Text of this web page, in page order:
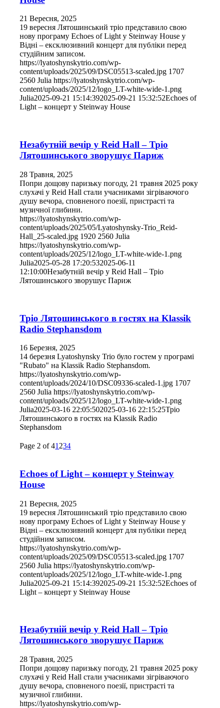
21 Вересня, 2025
19 вересня Лятошинський тріо представило свою
нову програму Echoes of Light у Steinway House у
Відні – ексклюзивний концерт для публіки перед
студійним записом.
https://lyatoshynskytrio.com/wp-
content/uploads/2025/09/DSC05513-scaled.jpg 1707
2560 Julia https://lyatoshynskytrio.com/wp-
content/uploads/2025/12/logo_LT-white-wide-1.png
Julia2025-09-21 15:14:392025-09-21 15:32:52Echoes of
Light – концерт у Steinway House
Незабутній вечір у Reid Hall – Тріо
Лятошинського зворушує Париж
28 Травня, 2025
Попри дощову паризьку погоду, 21 травня 2025 року
слухачі у Reid Hall стали учасниками зігріваючого
душу вечора, сповненого поезії, пристрасті та
музичної глибини.
https://lyatoshynskytrio.com/wp-
content/uploads/2025/05/Lyatoshynsky-Trio_Reid-
Hall_25-scaled.jpg 1920 2560 Julia
https://lyatoshynskytrio.com/wp-
content/uploads/2025/12/logo_LT-white-wide-1.png
Julia2025-05-28 17:20:532025-06-11
12:10:00Незабутній вечір у Reid Hall – Тріо
Лятошинського зворушує Париж
Тріо Лятошинського в гостях на Klassik
Radio Stephansdom
16 Березня, 2025
14 березня Lyatoshynsky Trio було гостем у програмі
"Rubato" на Klassik Radio Stephansdom.
https://lyatoshynskytrio.com/wp-
content/uploads/2024/10/DSC09336-scaled-1.jpg 1707
2560 Julia https://lyatoshynskytrio.com/wp-
content/uploads/2025/12/logo_LT-white-wide-1.png
Julia2025-03-16 22:05:502025-03-16 22:15:25Тріо
Лятошинського в гостях на Klassik Radio
Stephansdom
Page 2 of 41 234
Echoes of Light – концерт у Steinway
House
21 Вересня, 2025
19 вересня Лятошинський тріо представило свою
нову програму Echoes of Light у Steinway House у
Відні – ексклюзивний концерт для публіки перед
студійним записом.
https://lyatoshynskytrio.com/wp-
content/uploads/2025/09/DSC05513-scaled.jpg 1707
2560 Julia https://lyatoshynskytrio.com/wp-
content/uploads/2025/12/logo_LT-white-wide-1.png
Julia2025-09-21 15:14:392025-09-21 15:32:52Echoes of
Light – концерт у Steinway House
Незабутній вечір у Reid Hall – Тріо
Лятошинського зворушує Париж
28 Травня, 2025
Попри дощову паризьку погоду, 21 травня 2025 року
слухачі у Reid Hall стали учасниками зігріваючого
душу вечора, сповненого поезії, пристрасті та
музичної глибини.
https://lyatoshynskytrio.com/wp-